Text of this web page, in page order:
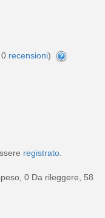
recensioni)
registrato.
0 Da rileggere, 58